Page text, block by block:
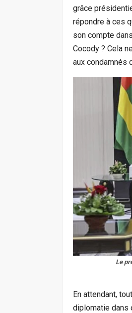
grâce
répondre à ces
son compte
Cocody ? Cela
aux condamnés
Le
En attendant,
diplomatie dans